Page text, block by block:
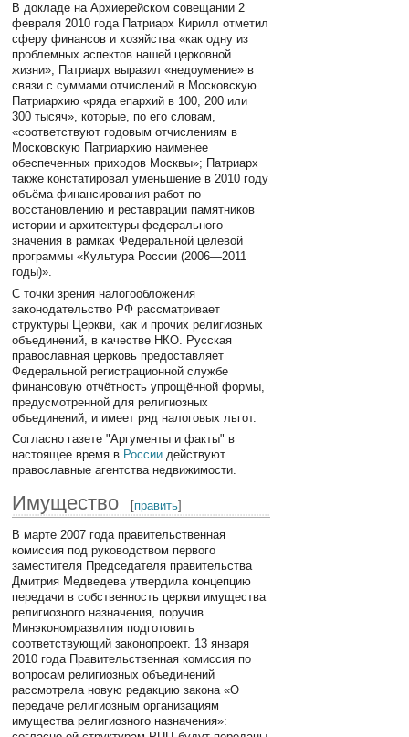
В докладе на Архиерейском совещании 2
февраля 2010 года Патриарх Кирилл отметил
сферу финансов и хозяйства «как одну из
проблемных аспектов нашей церковной
жизни»; Патриарх выразил «недоумение» в
связи с суммами отчислений в Московскую
Патриархию «ряда епархий в 100, 200 или
300 тысяч», которые, по его словам,
«соответствуют годовым отчислениям в
Московскую Патриархию наименее
обеспеченных приходов Москвы»; Патриарх
также констатировал уменьшение в 2010 году
объёма финансирования работ по
восстановлению и реставрации памятников
истории и архитектуры федерального
значения в рамках Федеральной целевой
программы «Культура России (2006—2011
годы)».
С точки зрения налогообложения
законодательство РФ рассматривает
структуры Церкви, как и прочих религиозных
объединений, в качестве НКО. Русская
православная церковь предоставляет
Федеральной регистрационной службе
финансовую отчётность упрощённой формы,
предусмотренной для религиозных
объединений, и имеет ряд налоговых льгот.
Согласно газете "Аргументы и факты" в
настоящее время в России действуют
православные агентства недвижимости.
Имущество [править]
В марте 2007 года правительственная
комиссия под руководством первого
заместителя Председателя правительства
Дмитрия Медведева утвердила концепцию
передачи в собственность церкви имущества
религиозного назначения, поручив
Минэкономразвития подготовить
соответствующий законопроект. 13 января
2010 года Правительственная комиссия по
вопросам религиозных объединений
рассмотрела новую редакцию закона «О
передаче религиозным организациям
имущества религиозного назначения»: